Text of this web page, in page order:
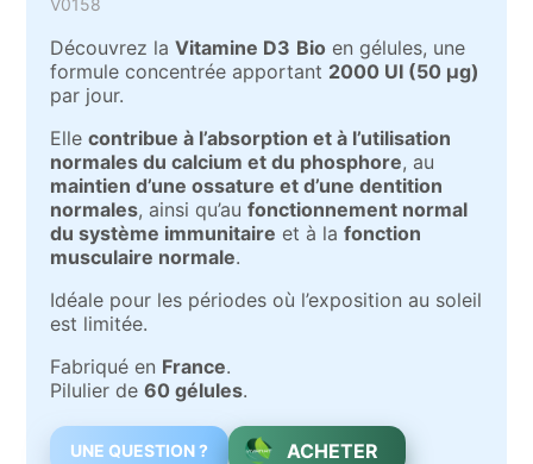
V0158
Découvrez laVitamine D3 Bio en gélules, une
formule concentrée apportant 2000 UI (50 µg)
par jour.
Ellecontribue à l’absorption et à l’utilisation
normales du calcium et du phosphore, au
maintien d’une ossature et d’une dentition
normales, ainsi qu’aufonctionnement normal
du système immunitaire et à lafonction
musculaire normale.
Idéale pour les périodes où l’exposition au soleil
est limitée.
Fabriqué en France.
Pilulier de60 gélules.
UNE QUESTION ? ACHETER